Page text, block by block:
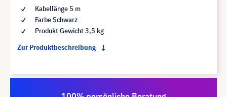
Kabellänge 5 m
Farbe Schwarz
Produkt Gewicht 3,5 kg
Zur Produktbeschreibung